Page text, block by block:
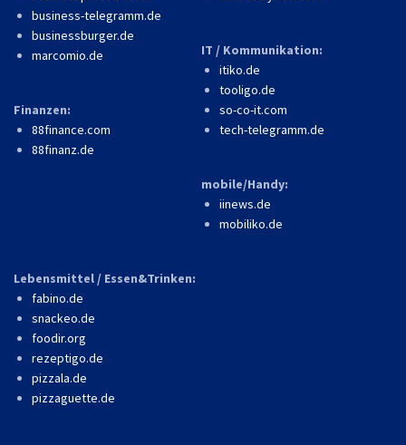
business-telegramm.de
businessburger.de
marcomio.de
Finanzen:
88finance.com
88finanz.de
IT / Kommunikation:
itiko.de
tooligo.de
so-co-it.com
tech-telegramm.de
mobile/Handy:
iinews.de
mobiliko.de
Lebensmittel / Essen&Trinken:
fabino.de
snackeo.de
foodir.org
rezeptigo.de
pizzala.de
pizzaguette.de